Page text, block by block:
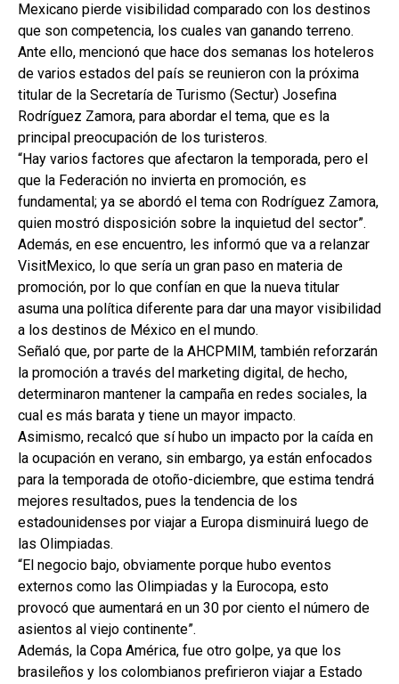
Mexicano pierde visibilidad comparado con los destinos
que son competencia, los cuales van ganando terreno.
Ante ello, mencionó que hace dos semanas los hoteleros
de varios estados del país se reunieron con la próxima
titular de la Secretaría de Turismo (Sectur) Josefina
Rodríguez Zamora, para abordar el tema, que es la
principal preocupación de los turisteros.
“Hay varios factores que afectaron la temporada, pero el
que la Federación no invierta en promoción, es
fundamental; ya se abordó el tema con Rodríguez Zamora,
quien mostró disposición sobre la inquietud del sector”.
Además, en ese encuentro, les informó que va a relanzar
VisitMexico, lo que sería un gran paso en materia de
promoción, por lo que confían en que la nueva titular
asuma una política diferente para dar una mayor visibilidad
a los destinos de México en el mundo.
Señaló que, por parte de la AHCPMIM, también reforzarán
la promoción a través del marketing digital, de hecho,
determinaron mantener la campaña en redes sociales, la
cual es más barata y tiene un mayor impacto.
Asimismo, recalcó que sí hubo un impacto por la caída en
la ocupación en verano, sin embargo, ya están enfocados
para la temporada de otoño-diciembre, que estima tendrá
mejores resultados, pues la tendencia de los
estadounidenses por viajar a Europa disminuirá luego de
las Olimpiadas.
“El negocio bajo, obviamente porque hubo eventos
externos como las Olimpiadas y la Eurocopa, esto
provocó que aumentará en un 30 por ciento el número de
asientos al viejo continente”.
Además, la Copa América, fue otro golpe, ya que los
brasileños y los colombianos prefirieron viajar a Estado